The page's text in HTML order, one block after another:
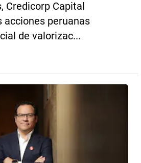
Credicorp Capital
acciones peruanas
de valorizac...